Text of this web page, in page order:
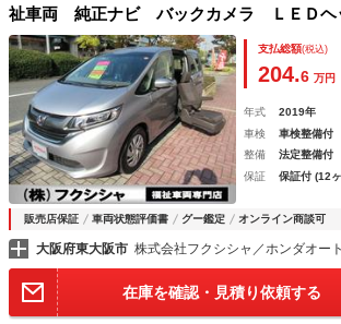
祉車両 純正ナビ バックカメラ ＬＥＤヘ
プティブクルーズ １オーナー 禁煙車 記
コ 追突軽減ブレーキ レーンキープ ４人
支払総額(税込)
204.6 万円
年式 2019年
車検
車検整備付
整備
法定整備付
保証
保証付 (12
販売店保証 車両状態評価書 グー鑑定 オンライン商談可
大阪府東大阪市 株式会社フクシシャ／ホンダオー
在庫を確認・見積り依頼する